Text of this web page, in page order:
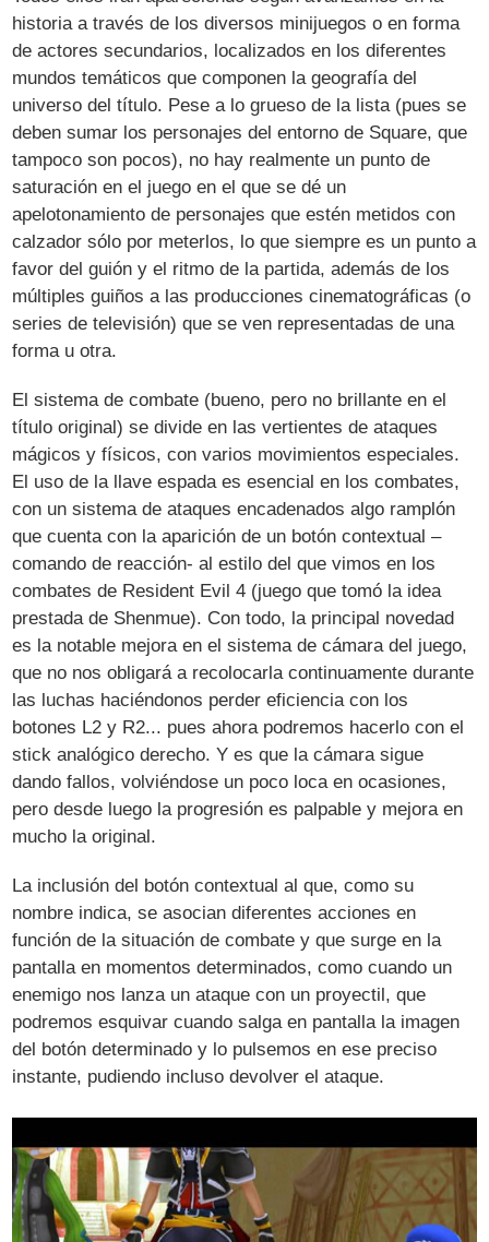
historia a través de los diversos minijuegos o en forma
de actores secundarios, localizados en los diferentes
mundos temáticos que componen la geografía del
universo del título. Pese a lo grueso de la lista (pues se
deben sumar los personajes del entorno de Square, que
tampoco son pocos), no hay realmente un punto de
saturación en el juego en el que se dé un
apelotonamiento de personajes que estén metidos con
calzador sólo por meterlos, lo que siempre es un punto a
favor del guión y el ritmo de la partida, además de los
múltiples guiños a las producciones cinematográficas (o
series de televisión) que se ven representadas de una
forma u otra.
El sistema de combate (bueno, pero no brillante en el
título original) se divide en las vertientes de ataques
mágicos y físicos, con varios movimientos especiales.
El uso de la llave espada es esencial en los combates,
con un sistema de ataques encadenados algo ramplón
que cuenta con la aparición de un botón contextual –
comando de reacción- al estilo del que vimos en los
combates de Resident Evil 4 (juego que tomó la idea
prestada de Shenmue). Con todo, la principal novedad
es la notable mejora en el sistema de cámara del juego,
que no nos obligará a recolocarla continuamente durante
las luchas haciéndonos perder eficiencia con los
botones L2 y R2... pues ahora podremos hacerlo con el
stick analógico derecho. Y es que la cámara sigue
dando fallos, volviéndose un poco loca en ocasiones,
pero desde luego la progresión es palpable y mejora en
mucho la original.
La inclusión del botón contextual al que, como su
nombre indica, se asocian diferentes acciones en
función de la situación de combate y que surge en la
pantalla en momentos determinados, como cuando un
enemigo nos lanza un ataque con un proyectil, que
podremos esquivar cuando salga en pantalla la imagen
del botón determinado y lo pulsemos en ese preciso
instante, pudiendo incluso devolver el ataque.